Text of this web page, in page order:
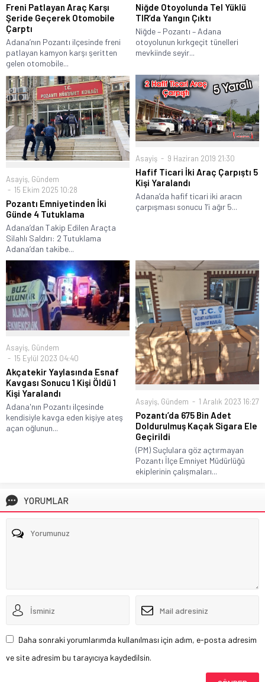
Freni Patlayan Araç Karşı
Şeride Geçerek Otomobile
Çarptı
Adana’nın Pozantı ilçesinde freni
patlayan kamyon karşı şeritten
gelen otomobile...
Niğde Otoyolunda Tel Yüklü
TIR’da Yangın Çıktı
Niğde – Pozantı – Adana
otoyolunun kırkgeçit tünelleri
mevkiinde seyir...
Asayiş, Gündem
15 Ekim 2025 10:28
Pozantı Emniyetinden İki
Günde 4 Tutuklama
Adana’dan Takip Edilen Araçta
Silahlı Saldırı: 2 Tutuklama
Adana’dan takibe...
Asayiş 9 Haziran 2019 21:30
Hafif Ticari İki Araç Çarpıştı 5
Kişi Yaralandı
Adana’da hafif ticari iki aracın
çarpışması sonucu 1’i ağır 5...
Asayiş, Gündem
15 Eylül 2023 04:40
Akçatekir Yaylasında Esnaf
Kavgası Sonucu 1 Kişi Öldü 1
Kişi Yaralandı
Adana'nın Pozantı ilçesinde
kendisiyle kavga eden kişiye ateş
açan oğlunun...
Asayiş, Gündem 1 Aralık 2023 16:27
Pozantı’da 675 Bin Adet
Doldurulmuş Kaçak Sigara Ele
Geçirildi
(PM) Suçlulara göz açtırmayan
Pozantı İlçe Emniyet Müdürlüğü
ekiplerinin çalışmaları...
YORUMLAR
Daha sonraki yorumlarımda kullanılması için adım, e-posta adresim
ve site adresim bu tarayıcıya kaydedilsin.